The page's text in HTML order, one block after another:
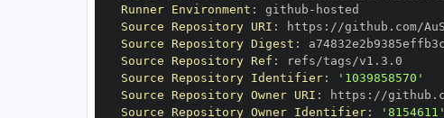
Runner Environment : github -
Source Repository URI : https :
Source Repository Digest :
Source Repository Ref :
Source Repository Identifier:
'1039858570'
Source Repository Owner URI : https :
Source Repository Owner Identifier: '8154611'